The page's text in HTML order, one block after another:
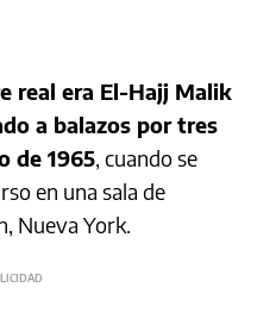
real era El-Hajj Malik
a balazos por tres
de 1965, cuando se
en una sala de
Nueva York.